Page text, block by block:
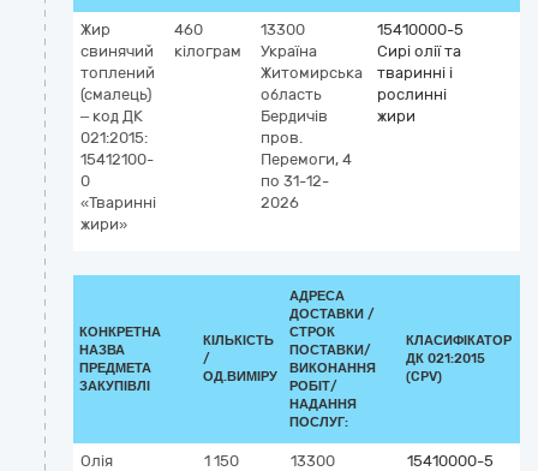
Жир
свинячий
топлений
(смалець)
– код ДК
021:2015:
15412100-
0
«Тваринні
жири»
460
кілограм
13300
Україна
Житомирська
область
Бердичів
пров.
Перемоги, 4
по 31-12-
2026
15410000-5
Сирі олії та
тваринні і
рослинні
жири
КОНКРЕТНА
НАЗВА
ПРЕДМЕТА
ЗАКУПІВЛІ
КІЛЬКІСТЬ
/
ОД.ВИМІРУ
АДРЕСА
ДОСТАВКИ /
СТРОК
ПОСТАВКИ/
ВИКОНАННЯ
РОБІТ/
НАДАННЯ
ПОСЛУГ:
КЛАСИФІКАТОР
ДК 021:2015
(CPV)
Олія
1 150
13300
15410000-5